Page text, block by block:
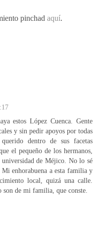
pinchad aquí.
estos López Cuenca. Gente
y sin pedir apoyos por todas
dentro de sus facetas
el pequeño de los hermanos,
de Méjico. No lo sé
enhorabuena a esta familia y
local, quizá una calle.
de mi familia, que conste.